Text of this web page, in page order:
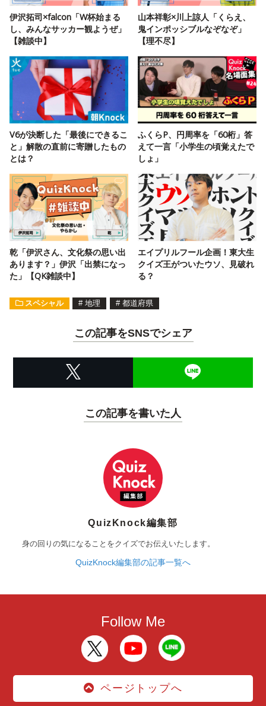
伊沢拓司×falcon「W杯始まる
し、みんなサッカー観ようぜ」
【雑談中】
山本祥彰×川上諒人「くらえ、
鬼インポッシブルなぞなぞ」
【理不尽】
V6が決断した「最後にできるこ
と」解散の直前に寄贈したもの
とは？
ふくらP、円周率を「60桁」答
えて一言「小学生の頃覚えたで
しょ」
乾「伊沢さん、文化祭の思い出
あります？」伊沢「出禁になっ
た」【QK雑談中】
エイプリルフール企画！東大生
クイズ王がついたウソ、見破れ
る？
スペシャル # 地理 # 都道府県
この記事をSNSでシェア
この記事を書いた人
QuizKnock編集部
身の回りの気になることをクイズでお伝えいたします。
QuizKnock編集部の記事一覧へ
Follow Me
ページトップへ